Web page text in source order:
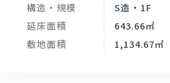
構造・規模
S造・1F
延床面積
643.66㎡
敷地面積
1,134.67㎡